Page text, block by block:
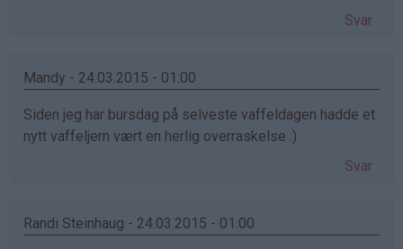
Svar
Mandy - 24.03.2015 - 01:00
Siden jeg har bursdag på selveste vaffeldagen hadde et
nytt vaffeljern vært en herlig overraskelse :)
Svar
Randi Steinhaug - 24.03.2015 - 01:00